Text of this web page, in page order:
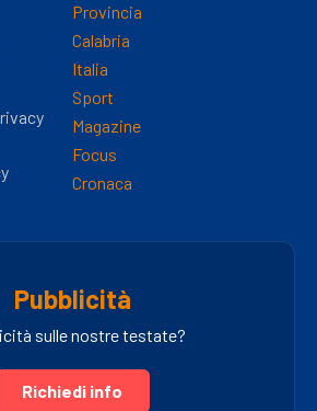
Provincia
Calabria
Italia
Sport
Magazine
Focus
Cronaca
Pubblicità
sulle nostre testate?
Richiedi info